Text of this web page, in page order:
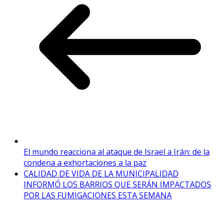
El mundo reacciona al ataque de Israel a Irán: de la
condena a exhortaciones a la paz
CALIDAD DE VIDA DE LA MUNICIPALIDAD
INFORMÓ LOS BARRIOS QUE SERÁN IMPACTADOS
POR LAS FUMIGACIONES ESTA SEMANA